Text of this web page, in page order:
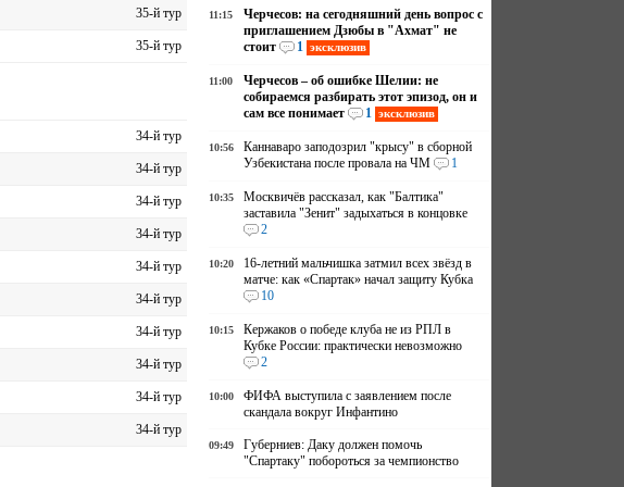
35-й тур
35-й тур
34-й тур
34-й тур
34-й тур
34-й тур
34-й тур
34-й тур
34-й тур
34-й тур
34-й тур
34-й тур
11:15
Черчесов: на сегодняшний день вопрос с
приглашением Дзюбы в "Ахмат" не
стоит
1 эксклюзив
11:00
Черчесов – об ошибке Шелии: не
собираемся разбирать этот эпизод, он и
сам все понимает
1 эксклюзив
10:56
Каннаваро заподозрил "крысу" в сборной
Узбекистана после провала на ЧМ
1
10:35
Москвичёв рассказал, как "Балтика"
заставила "Зенит" задыхаться в концовке
2
10:20
16-летний мальчишка затмил всех звёзд в
матче: как «Спартак» начал защиту Кубка
10
10:15
Кержаков о победе клуба не из РПЛ в
Кубке России: практически невозможно
2
10:00
ФИФА выступила с заявлением после
скандала вокруг Инфантино
09:49
Губерниев: Даку должен помочь
"Спартаку" побороться за чемпионство